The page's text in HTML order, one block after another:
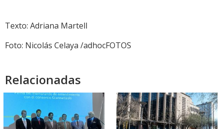
Texto: Adriana Martell
Foto: Nicolás Celaya /adhocFOTOS
Relacionadas